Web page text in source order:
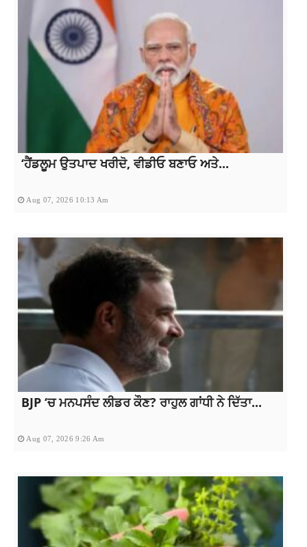
‘ਹੈਂਡਲੂਮ ਉਤਪਾਦ ਖਰੀਦੋ, ਵੀਡੀਓ ਬਣਾਓ ਅਤੇ...
Aug 07, 2026 10:13 Am
BJP ‘ਚ ਮਨਪਸੰਦ ਲੀਡਰ ਕੌਣ? ਰਾਹੁਲ ਗਾਂਧੀ ਨੇ ਦਿੱਤਾ...
Aug 07, 2026 9:26 Am